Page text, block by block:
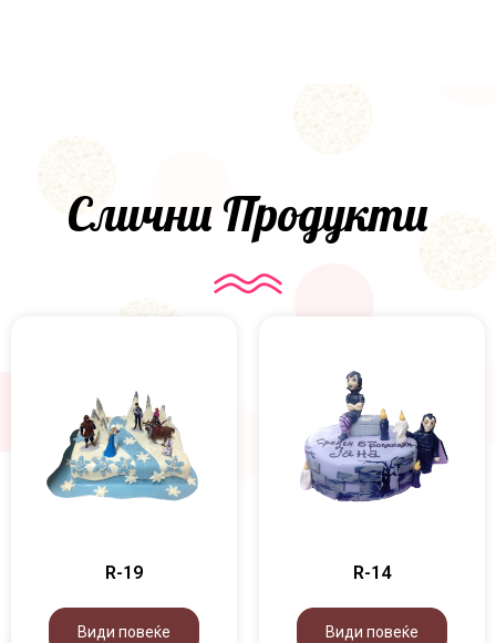
Слични Продукти
R-19
Види повеќе
R-14
Види повеќе